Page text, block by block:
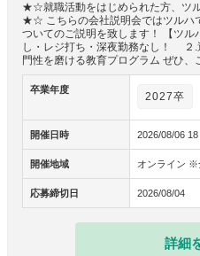
★☆就職活動をはじめられた方、ツ
★☆ こちらの会社説明会ではツルハ
ついてのご説明を致します！ 【ツ
し・レジ打ち・深夜勤務なし！
門性を磨ける教育プログラム ぜひ、
卒業年度
2027卒
開催日時 2026/08/06
開催地域 オンライン ※
応募締切日 2026/08/04
詳細